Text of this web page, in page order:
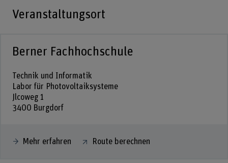
Veranstaltungsort
Berner Fachhochschule
Technik und Informatik
Labor für Photovoltaiksysteme
Jlcoweg 1
3400 Burgdorf
Mehr erfahren Route berechnen